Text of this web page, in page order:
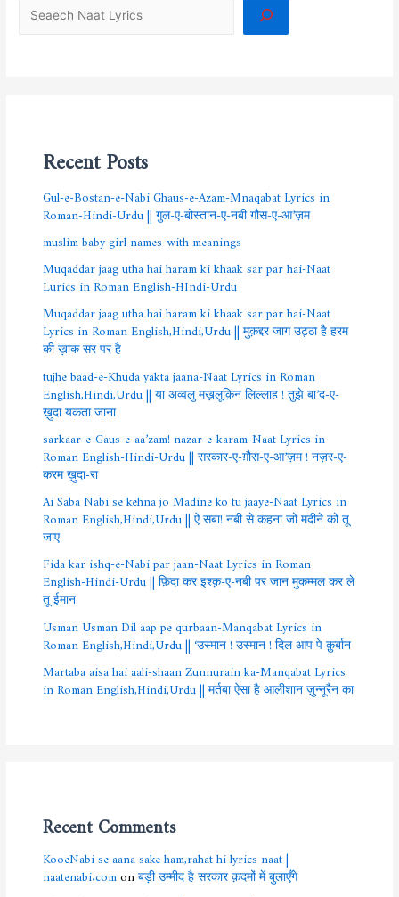
Recent Posts
Gul-e-Bostan-e-Nabi Ghaus-e-Azam-Mnaqabat Lyrics in
Roman-Hindi-Urdu || गुल-ए-बोस्तान-ए-नबी ग़ौस-ए-आ’ज़म
muslim baby girl names-with meanings
Muqaddar jaag utha hai haram ki khaak sar par hai-Naat
Lurics in Roman English-HIndi-Urdu
Muqaddar jaag utha hai haram ki khaak sar par hai-Naat
Lyrics in Roman English,Hindi,Urdu || मुक़द्दर जाग उट्ठा है हरम
की ख़ाक सर पर है
tujhe baad-e-Khuda yakta jaana-Naat Lyrics in Roman
English,Hindi,Urdu || या अव्वलु मख़लूक़िन लिल्लाह ! तुझे बा’द-ए-
ख़ुदा यकता जाना
sarkaar-e-Gaus-e-aa’zam! nazar-e-karam-Naat Lyrics in
Roman English-Hindi-Urdu || सरकार-ए-ग़ौस-ए-आ’ज़म ! नज़र-ए-
करम ख़ुदा-रा
Ai Saba Nabi se kehna jo Madine ko tu jaaye-Naat Lyrics in
Roman English,Hindi,Urdu || ऐ सबा! नबी से कहना जो मदीने को तू
जाए
Fida kar ishq-e-Nabi par jaan-Naat Lyrics in Roman
English-Hindi-Urdu || फ़िदा कर इश्क़-ए-नबी पर जान मुकम्मल कर ले
तू ईमान
Usman Usman Dil aap pe qurbaan-Manqabat Lyrics in
Roman English,Hindi,Urdu || ‘उस्मान ! उस्मान ! दिल आप पे क़ुर्बान
Martaba aisa hai aali-shaan Zunnurain ka-Manqabat Lyrics
in Roman English,Hindi,Urdu || मर्तबा ऐसा है आलीशान ज़ुन्नूरैन का
Recent Comments
KooeNabi se aana sake ham,rahat hi lyrics naat |
naatenabi.comonबड़ी उम्मीद है सरकार क़दमों में बुलाएँगे